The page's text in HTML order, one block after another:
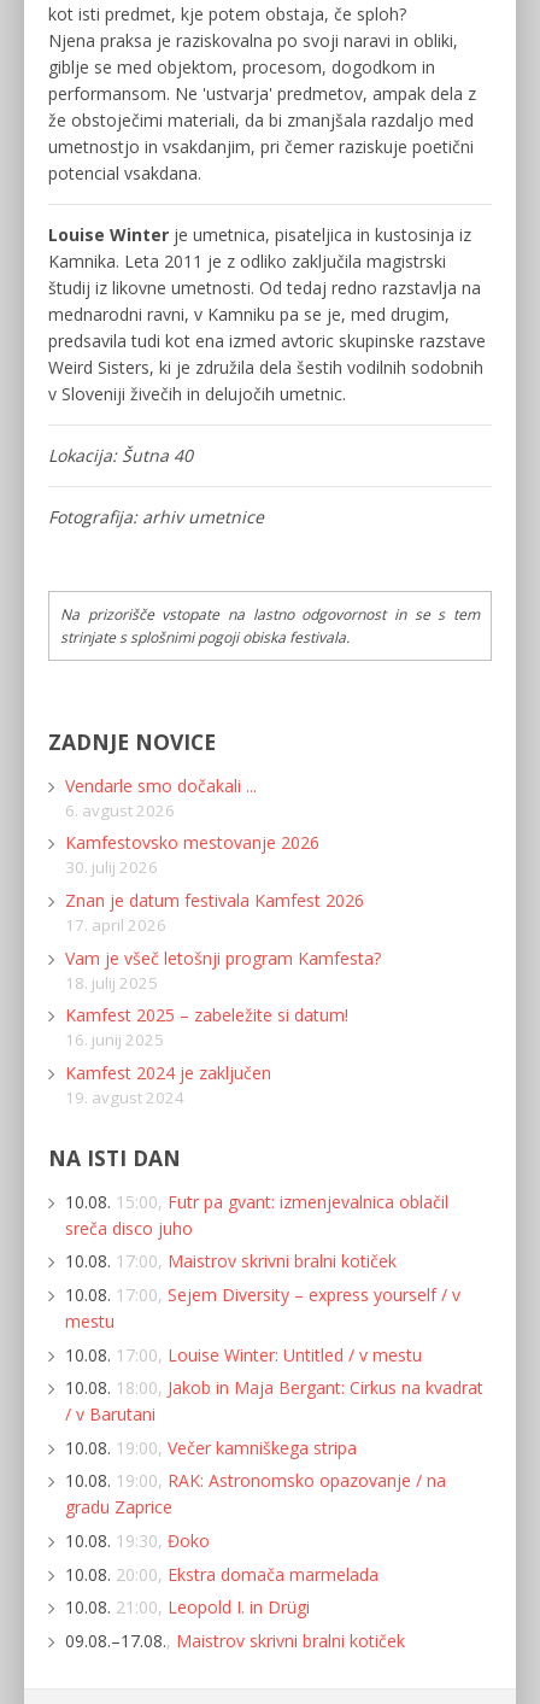
kot isti predmet, kje potem obstaja, če sploh?
Njena praksa je raziskovalna po svoji naravi in ​​obliki,
giblje se med objektom, procesom, dogodkom in
performansom. Ne 'ustvarja' predmetov, ampak dela z
že obstoječimi materiali, da bi zmanjšala razdaljo med
umetnostjo in vsakdanjim, pri čemer raziskuje poetični
potencial vsakdana.
Louise Winter je umetnica, pisateljica in kustosinja iz
Kamnika. Leta 2011 je z odliko zaključila magistrski
študij iz likovne umetnosti. Od tedaj redno razstavlja na
mednarodni ravni, v Kamniku pa se je, med drugim,
predsavila tudi kot ena izmed avtoric skupinske razstave
Weird Sisters, ki je združila dela šestih vodilnih sodobnih
v Sloveniji živečih in delujočih umetnic.
Lokacija: Šutna 40
Fotografija: arhiv umetnice
Na prizorišče vstopate na lastno odgovornost in se s tem
strinjate s splošnimi pogoji obiska festivala.
ZADNJE NOVICE
Vendarle smo dočakali ...
6. avgust 2026
Kamfestovsko mestovanje 2026
30. julij 2026
Znan je datum festivala Kamfest 2026
17. april 2026
Vam je všeč letošnji program Kamfesta?
18. julij 2025
Kamfest 2025 – zabeležite si datum!
16. junij 2025
Kamfest 2024 je zaključen
19. avgust 2024
NA ISTI DAN
10.08. 15:00, Futr pa gvant: izmenjevalnica oblačil
sreča disco juho
10.08. 17:00, Maistrov skrivni bralni kotiček
10.08. 17:00, Sejem Diversity – express yourself / v
mestu
10.08. 17:00, Louise Winter: Untitled / v mestu
10.08. 18:00, Jakob in Maja Bergant: Cirkus na kvadrat
/ v Barutani
10.08. 19:00, Večer kamniškega stripa
10.08. 19:00, RAK: Astronomsko opazovanje / na
gradu Zaprice
10.08. 19:30, Đoko
10.08. 20:00, Ekstra domača marmelada
10.08. 21:00, Leopold I. in Drügi
09.08.–17.08., Maistrov skrivni bralni kotiček